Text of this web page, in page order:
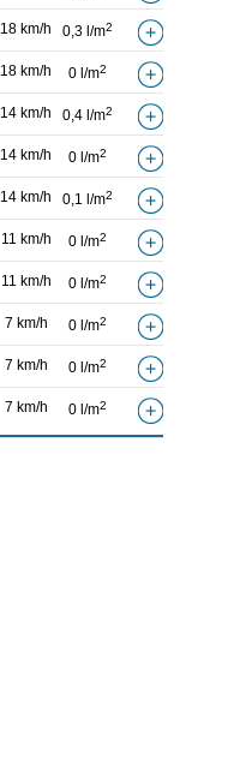
18 km/h 0,3 l/m2
18 km/h 0 l/m2
14 km/h 0,4 l/m2
14 km/h 0 l/m2
14 km/h 0,1 l/m2
11 km/h 0 l/m2
11 km/h 0 l/m2
7 km/h 0 l/m2
7 km/h 0 l/m2
7 km/h 0 l/m2